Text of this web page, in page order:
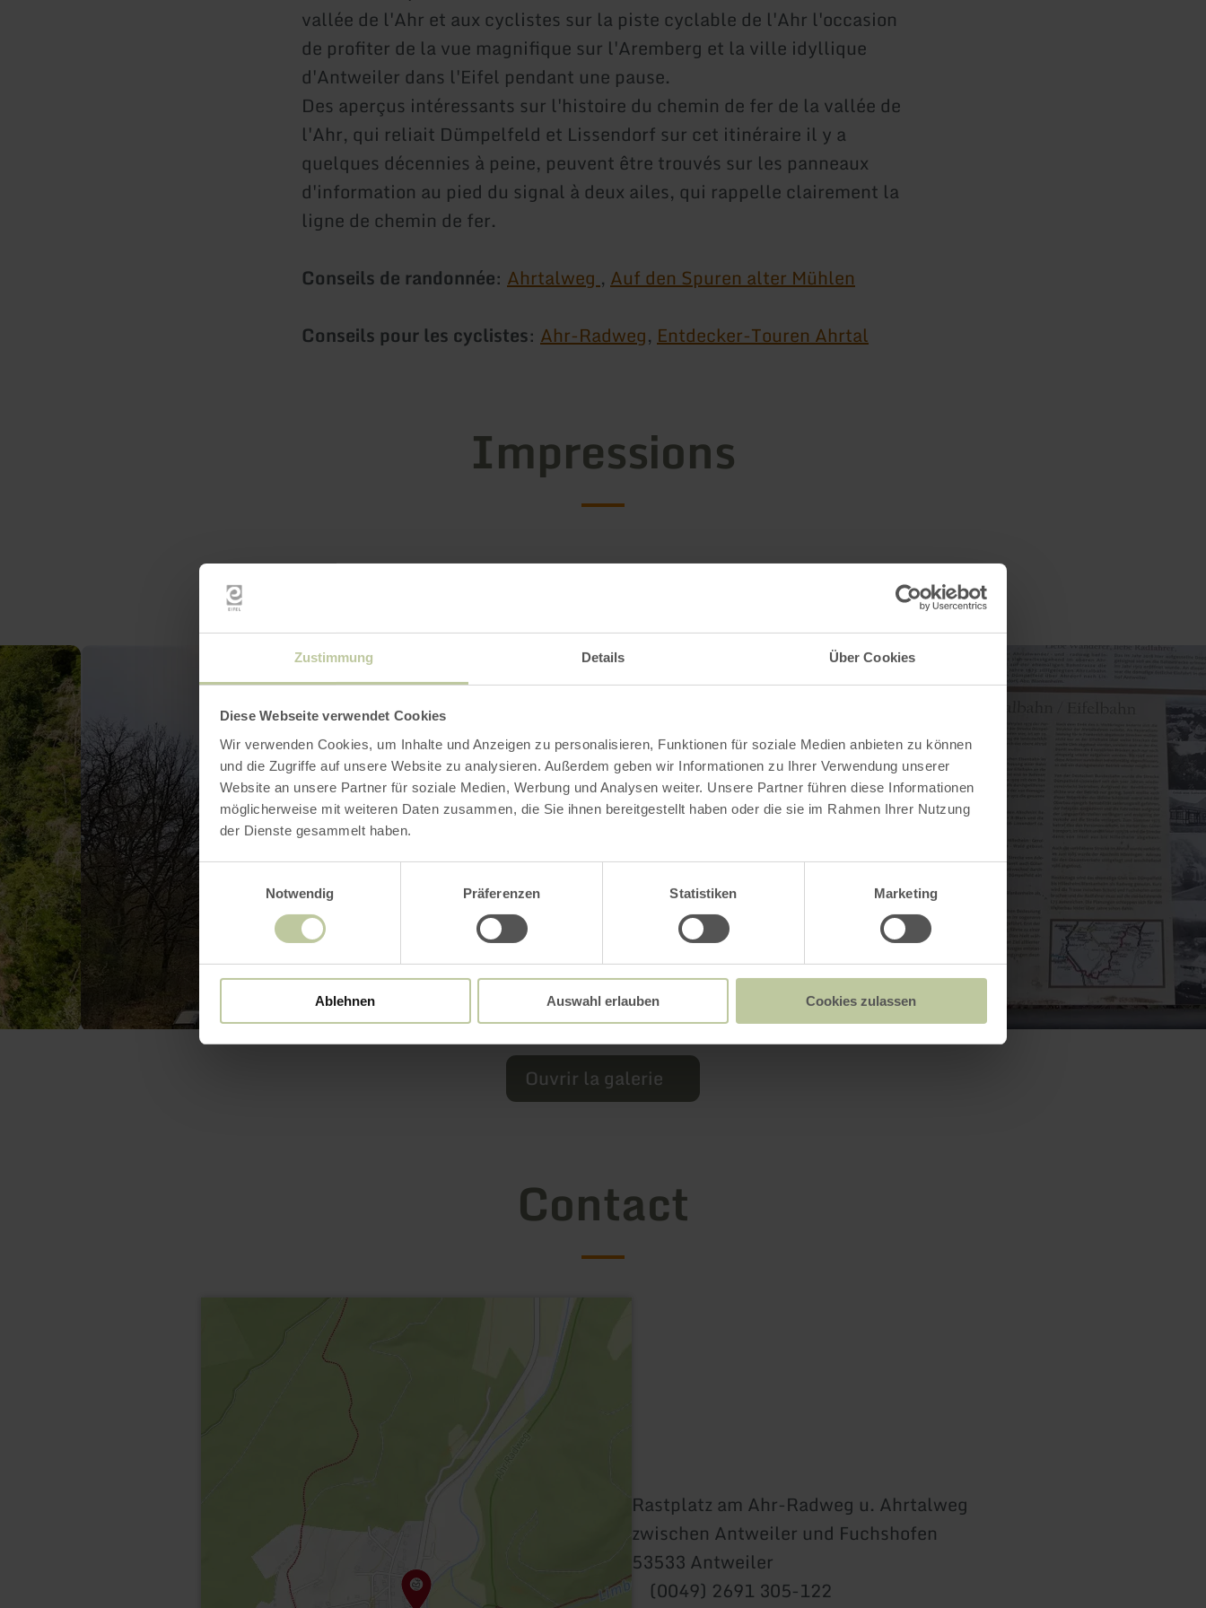
Zustimmung Details Über Cookies
Diese Webseite verwendet Cookies
Wir verwenden Cookies, um Inhalte und Anzeigen zu personalisieren, Funktionen für soziale Medien anbieten zu können
und die Zugriffe auf unsere Website zu analysieren. Außerdem geben wir Informationen zu Ihrer Verwendung unserer
Website an unsere Partner für soziale Medien, Werbung und Analysen weiter. Unsere Partner führen diese Informationen
möglicherweise mit weiteren Daten zusammen, die Sie ihnen bereitgestellt haben oder die sie im Rahmen Ihrer Nutzung
der Dienste gesammelt haben.
Notwendig
Präferenzen Statistiken Marketing
Ablehnen Auswahl erlauben Cookies zulassen
vallée de l'Ahr et aux cyclistes sur la piste cyclable de l'Ahr l'occasion
de profiter de la vue magnifique sur l'Aremberg et la ville idyllique
d'Antweiler dans l'Eifel pendant une pause.
Des aperçus intéressants sur l'histoire du chemin de fer de la vallée de
l'Ahr, qui reliait Dümpelfeld et Lissendorf sur cet itinéraire il y a
quelques décennies à peine, peuvent être trouvés sur les panneaux
d'information au pied du signal à deux ailes, qui rappelle clairement la
ligne de chemin de fer.
Conseils de randonnée: Ahrtalweg, Auf den Spuren alter Mühlen
Conseils pour les cyclistes: Ahr-Radweg, Entdecker-Touren Ahrtal
Impressions
Ouvrir la galerie
Contact
Rastplatz am Ahr-Radweg u. Ahrtalweg
zwischen Antweiler und Fuchshofen
53533 Antweiler
(0049) 2691 305-122